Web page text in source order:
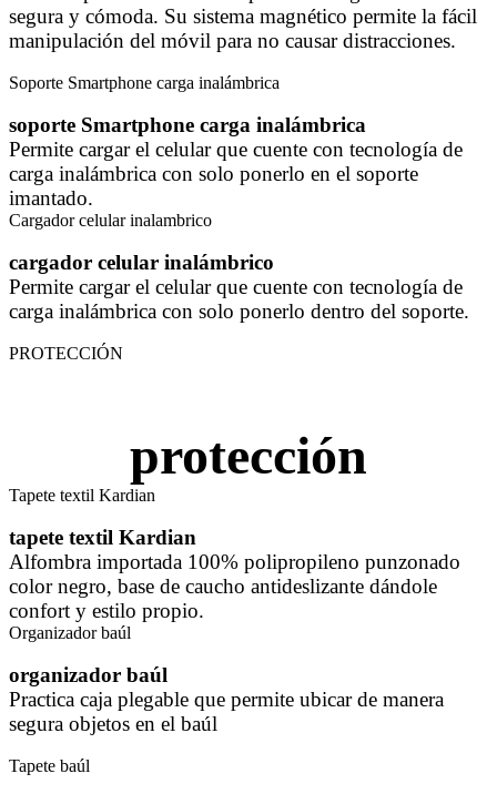
segura y cómoda. Su sistema magnético permite la fácil
manipulación del móvil para no causar distracciones.
Soporte Smartphone carga inalámbrica
soporte Smartphone carga inalámbrica
Permite cargar el celular que cuente con tecnología de
carga inalámbrica con solo ponerlo en el soporte
imantado.
Cargador celular inalambrico
cargador celular inalámbrico
Permite cargar el celular que cuente con tecnología de
carga inalámbrica con solo ponerlo dentro del soporte.
PROTECCIÓN
protección
Tapete textil Kardian
tapete textil Kardian
Alfombra importada 100% polipropileno punzonado
color negro, base de caucho antideslizante dándole
confort y estilo propio.
Organizador baúl
organizador baúl
Practica caja plegable que permite ubicar de manera
segura objetos en el baúl
Tapete baúl